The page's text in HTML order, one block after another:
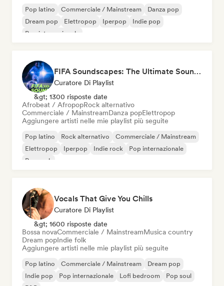
Pop latino Commerciale / Mainstream
Danza pop
Dream pop
Elettropop Iperpop
Indie pop
Pop internazionale
FIFA Soundscapes: The Ultimate Soundtrack ⚽️ Festival Indie, Electropop & Dance Anthems
Curatore Di Playlist
&gt; 1300 risposte date
Afrobeat / AfropopRock alternativo
Commerciale / MainstreamDanza popElettropop
Aggiungere artisti nelle mie playlist più seguite
Pop latino Rock alternativo
Commerciale / Mainstream
Elettropop
Iperpop Indie rock
Pop internazionale
Pop rock
Vocals That Give You Chills
Curatore Di Playlist
&gt; 1600 risposte date
Bossa novaCommerciale / MainstreamMusica country
Dream popIndie folk
Aggiungere artisti nelle mie playlist più seguite
Pop latino Commerciale / Mainstream
Dream pop
Indie pop
Pop internazionale Lofi bedroom
Pop soul